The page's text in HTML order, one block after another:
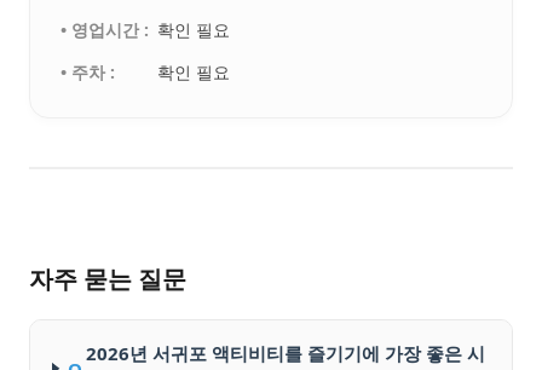
• 영업시간 : 확인 필요
• 주차 :
확인 필요
자주 묻는 질문
2026년 서귀포 액티비티를 즐기기에 가장 좋은 시